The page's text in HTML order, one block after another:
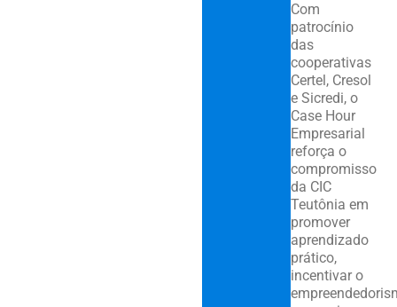
Com
patrocínio
das
cooperativas
Certel, Cresol
e Sicredi, o
Case Hour
Empresarial
reforça o
compromisso
da CIC
Teutônia em
promover
aprendizado
prático,
incentivar o